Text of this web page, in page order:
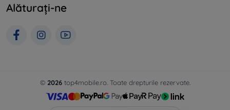
Alăturați-ne
© 2026top4mobile.ro. Toate drepturile rezervate.